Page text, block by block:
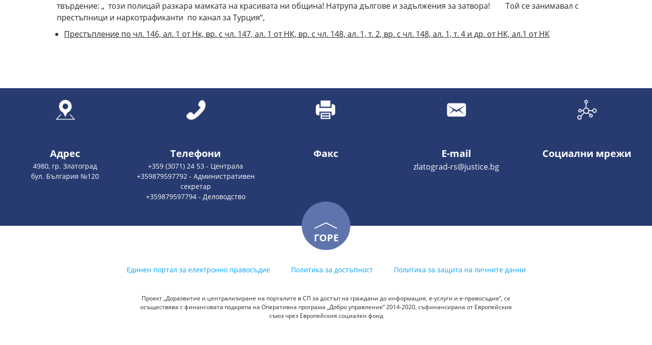
твърдение: „ този полицай разкара мамката на красивата ни община! Натрупа дългове и задължения за затвора! Той се занимавал с
престъпници и наркотрафиканти по канал за Турция“,
Престъпление по чл. 146, ал. 1 от Нк, вр. с чл. 147, ал. 1 от НК, вр. с чл. 148, ал. 1, т. 2, вр. с чл. 148, ал. 1, т. 4 и др. от НК, ал.1 от НК
Адрес
4980, гр. Златоград
бул. България №120
Телефони
+359 (3071) 24 53 - Централа
+359879597792 - Административен
секретар
+359879597794 - Деловодство
Факс E-mail
zlatograd-rs@justice.bg
Социални мрежи
ГОРЕ
Единен портал за електронно правосъдие Политика за достъпност Политика за защита на личните данни
Проект „Доразвитие и централизиране на порталите в СП за достъп на граждани до информация, е-услуги и е-правосъдие“, се
осъществява с финансовата подкрепа на Оперативна програма „Добро управление“ 2014-2020, съфинансирана от Европейския
съюз чрез Европейския социален фонд